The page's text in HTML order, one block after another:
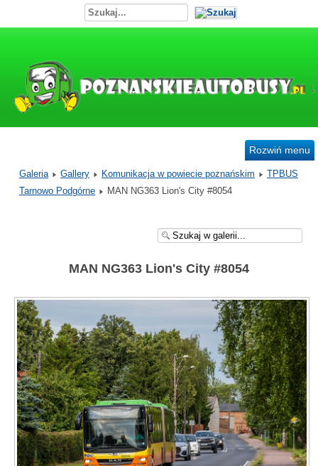
Rozwiń menu
Galeria Gallery Komunikacja w powiecie poznańskim
TPBUS
Tarnowo Podgórne
MAN NG363 Lion's City #8054
MAN NG363 Lion's City #8054